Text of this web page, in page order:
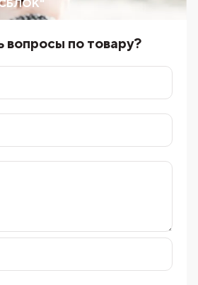
вопросы по товару?